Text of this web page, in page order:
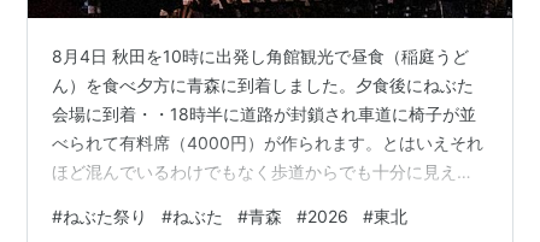
8月4日 秋田を10時に出発し角館観光で昼食（稲庭うど
ん）を食べ夕方に青森に到着しました。夕食後にねぶた
会場に到着・・18時半に道路が封鎖され車道に椅子が並
べられて有料席（4000円）が作られます。とはいえそれ
ほど混んでいるわけでもなく歩道からでも十分に見えま
一カ所では全部は無理のようです。 写真は作者の元絵を
#ねぶた祭り #ねぶた #青森 #2026 #東北